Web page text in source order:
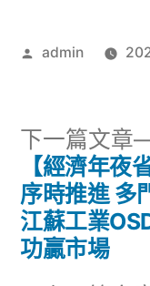
作
admin
文
章
導
下一篇文章
【經濟年夜
序時推進 多
江蘇工業
功贏市場